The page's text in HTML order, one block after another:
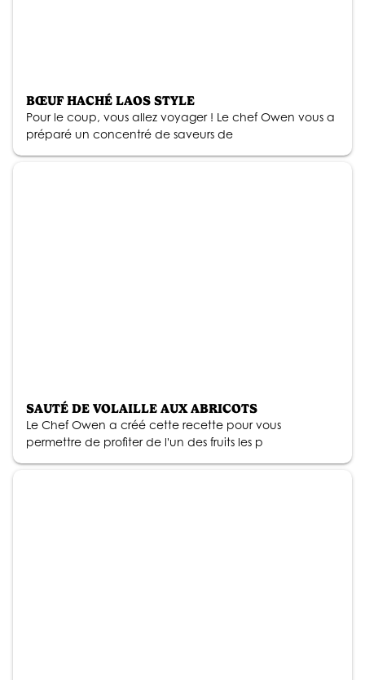
BŒUF HACHÉ LAOS STYLE
Pour le coup, vous allez voyager ! Le chef Owen vous a
préparé un concentré de saveurs de
SAUTÉ DE VOLAILLE AUX ABRICOTS
Le Chef Owen a créé cette recette pour vous
permettre de profiter de l'un des fruits les p